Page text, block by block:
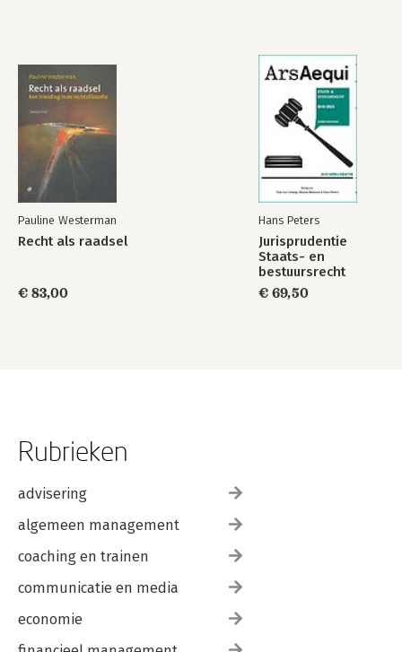
Pauline Westerman
Recht als raadsel
€ 83,00
Hans Peters
Jurisprudentie
Staats- en
bestuursrecht
1849-2025
€ 69,50
Rubrieken
advisering
algemeen management
coaching en trainen
communicatie en media
economie